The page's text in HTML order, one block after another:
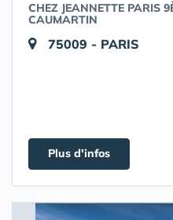
CHEZ JEANNETTE PARIS
CAUMARTIN
75009 - PARIS
Plus d'infos